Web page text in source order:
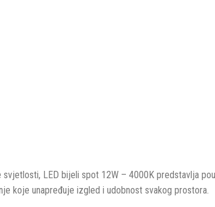
LED bijeli spot 12W – 4000K predstavlja
koje unapređuje izgled i udobnost svakog prostora.